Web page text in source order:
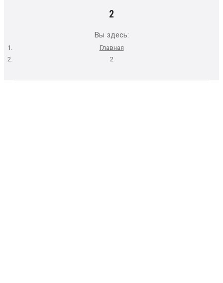
2
Вы здесь:
Главная
2